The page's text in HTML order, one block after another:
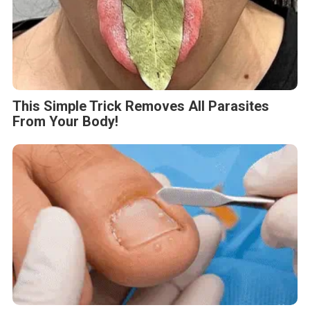
This Simple Trick Removes All Parasites
From Your Body!